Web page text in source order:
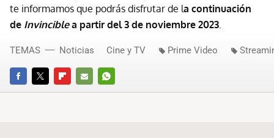
te informamos que podrás disfrutar de la continuación
de Invinciblea partir del 3 de noviembre 2023.
FACEBOOKTWITTERFLIPBOARD
E-
WHATSAPP
TEMAS Noticias Cine y TV Prime Video